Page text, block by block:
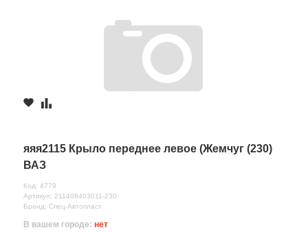
яяя2115 Крыло переднее левое (Жемчуг (230)
ВАЗ
Код: 4779
Артикул: 211408403011-230
Бренд: Спец-Автопласт
В вашем городе: нет